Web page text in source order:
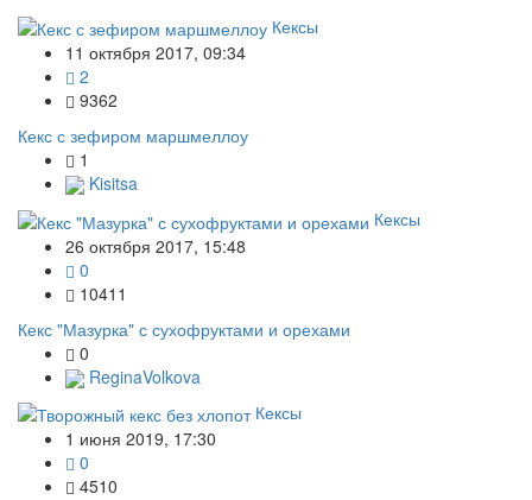
Кексы
11 октября 2017, 09:34
2
9362
Кекс с зефиром маршмеллоу
1
Kisitsa
Кексы
26 октября 2017, 15:48
0
10411
Кекс "Мазурка" с сухофруктами и орехами
0
ReginaVolkova
Кексы
1 июня 2019, 17:30
0
4510